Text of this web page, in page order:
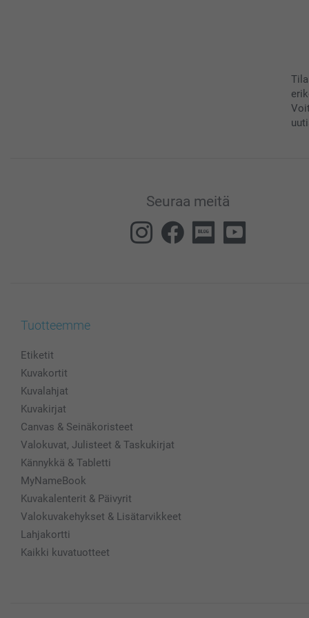
Seuraa meitä
Tuotteemme
Etiketit
Kuvakortit
Kuvalahjat
Kuvakirjat
Canvas & Seinäkoristeet
Valokuvat, Julisteet & Taskukirjat
Kännykkä & Tabletti
MyNameBook
Kuvakalenterit & Päivyrit
Valokuvakehykset & Lisätarvikkeet
Lahjakortti
Kaikki kuvatuotteet